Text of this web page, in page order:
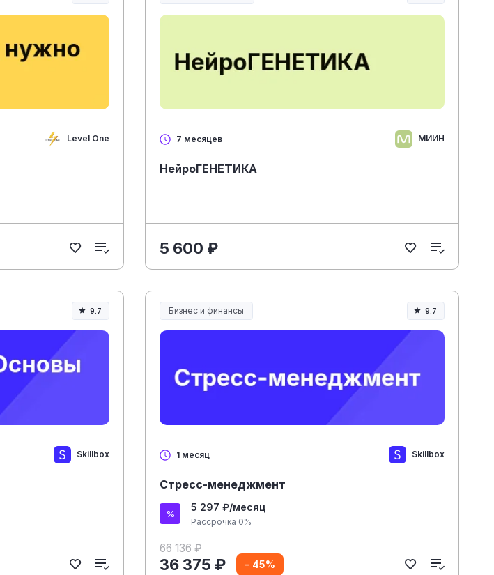
Level One 7 месяцев МИИН
НейроГЕНЕТИКА
5 600 ₽
9.7
Skillbox
Бизнес и финансы 9.7
1 месяц Skillbox
Стресс-менеджмент
5 297 ₽/месяц
Рассрочка 0%
66 136 ₽
36 375 ₽ - 45%